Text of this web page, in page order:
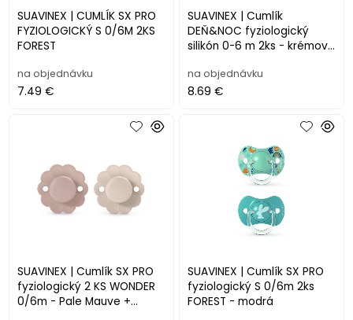
SUAVINEX | CUMLÍK SX PRO
FYZIOLOGICKÝ S 0/6M 2KS
FOREST
na objednávku
7.49 €
SUAVINEX | Cumlík
DEŇ&NOC fyziologický
silikón 0-6 m 2ks - krémový
na objednávku
8.69 €
SUAVINEX | Cumlík SX PRO
fyziologický 2 KS WONDER
0/6m - Pale Mauve +
SUAVINEX | Cumlík SX PRO
fyziologický S 0/6m 2ks
FOREST - modrá